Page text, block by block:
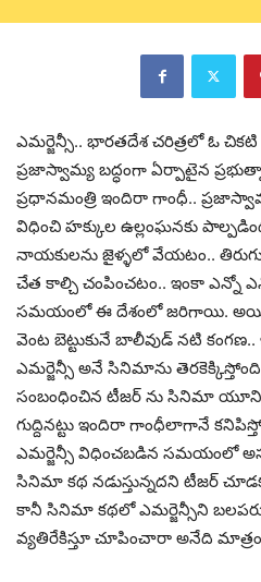
ఎమర్జెన్సీ.. భారతదేశ చరిత్రలో ఓ చికటి
ప్రజాస్వామ్య బద్ధంగా ఏర్పాటైన
ప్రధానమంత్రి ఇందిరా గాంధీ..
విధించి హక్కుల ఉల్లంఘనకు
నాయకులను జైళ్ళలో వేయటం..
చేత కాల్చి చంపించటం.. ఇంకా ఎన్నో
సమయంలో ఈ దేశంలో జరిగాయి.
వెంట బెట్టుకునే బాలీవుడ్ నటి కంగణ..
ఎమర్జెన్సీ అనే సినిమాను
సంబంధించిన టీజర్ ను సినిమా
గుద్దినట్టు ఇందిరా గాంధీలాగానే
ఎమర్జెన్సీ విధించబడిన సమయంలో
సినిమా కథ నడుస్తున్నదని టీజర్
కానీ సినిమా కథలో ఎమర్జెన్సీని
వ్యతిరేకిస్తూ చూపించారా అనేది మాత్రం